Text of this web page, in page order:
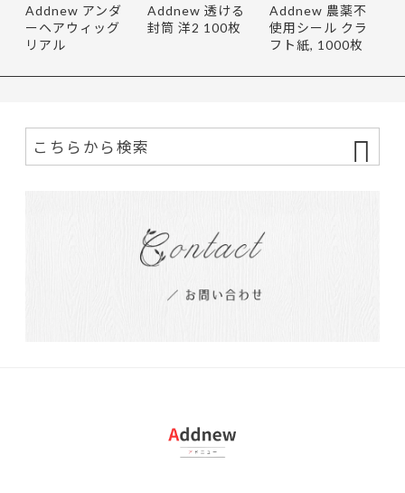
Addnew アンダ
ーヘアウィッグ
リアル
Addnew 透ける
封筒 洋2 100枚
Addnew 農薬不
使用シール クラ
フト紙, 1000枚